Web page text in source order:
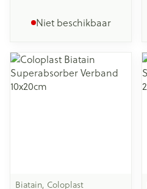
Niet beschikbaar
Biatain, Coloplast